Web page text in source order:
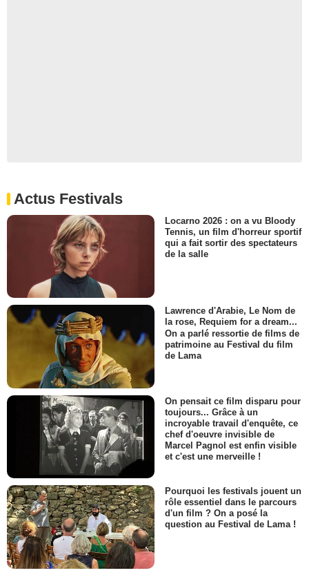
Actus Festivals
Locarno 2026 : on a vu Bloody
Tennis, un film d'horreur sportif
qui a fait sortir des spectateurs
de la salle
Lawrence d'Arabie, Le Nom de
la rose, Requiem for a dream...
On a parlé ressortie de films de
patrimoine au Festival du film
de Lama
On pensait ce film disparu pour
toujours... Grâce à un
incroyable travail d'enquête, ce
chef d'oeuvre invisible de
Marcel Pagnol est enfin visible
et c'est une merveille !
Pourquoi les festivals jouent un
rôle essentiel dans le parcours
d'un film ? On a posé la
question au Festival de Lama !